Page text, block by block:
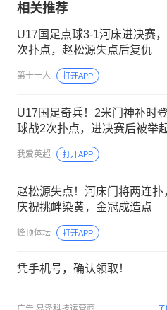
相关推荐
U17国足点球3-1河床进决赛
次扑点，赵松源失点后复仇
第十一人 打开APP
U17国足奇兵！2米门神补时
球战2次扑点，进决赛后被举
我爱英超 打开APP
赵松源失点！河床门将两连扑
庆祝挑衅染黄，金冠成造点
峰顶体坛 打开APP
凭手机号，确认领取！